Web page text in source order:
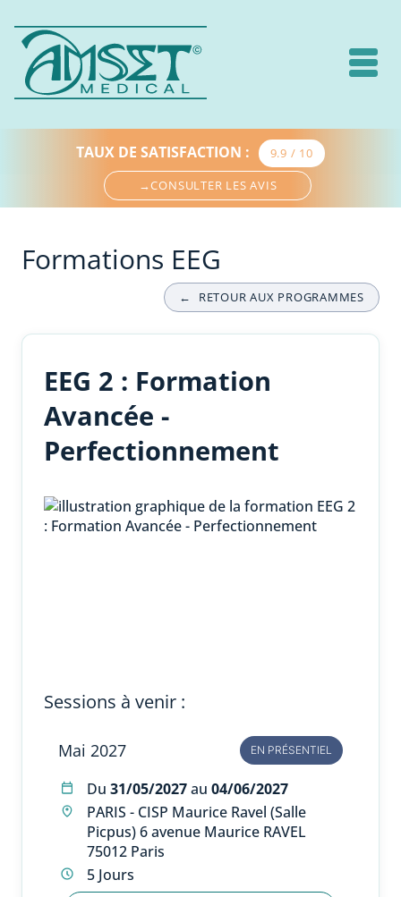
TAUX DE SATISFACTION :
9.9 / 10
→CONSULTER LES AVIS
Formations EEG
← RETOUR AUX PROGRAMMES
EEG 2 : Formation
Avancée -
Perfectionnement
Sessions à venir :
Mai 2027 EN PRÉSENTIEL
Du 31/05/2027au 04/06/2027
PARIS - CISP Maurice Ravel (Salle
Picpus) 6 avenue Maurice RAVEL
75012 Paris
5 Jours